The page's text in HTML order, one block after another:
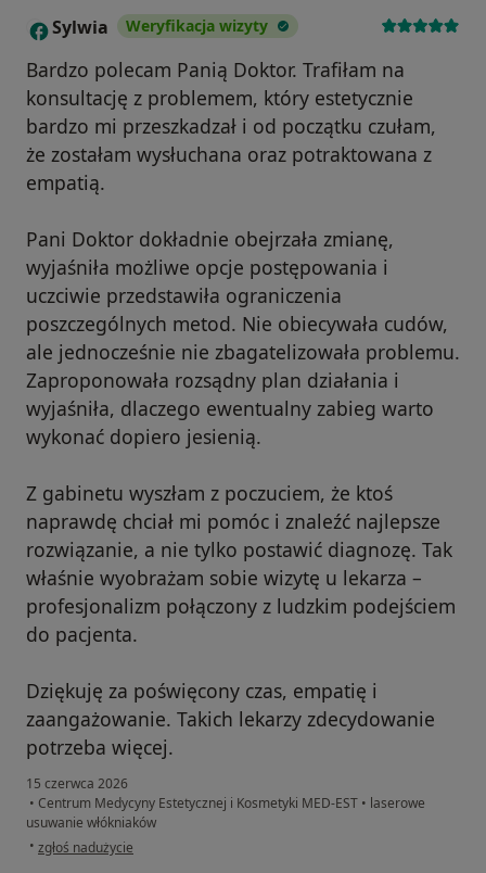
S Sylwia Weryfikacja wizyty
Bardzo polecam Panią Doktor. Trafiłam na
konsultację z problemem, który estetycznie
bardzo mi przeszkadzał i od początku czułam,
że zostałam wysłuchana oraz potraktowana z
empatią.
Pani Doktor dokładnie obejrzała zmianę,
wyjaśniła możliwe opcje postępowania i
uczciwie przedstawiła ograniczenia
poszczególnych metod. Nie obiecywała cudów,
ale jednocześnie nie zbagatelizowała problemu.
Zaproponowała rozsądny plan działania i
wyjaśniła, dlaczego ewentualny zabieg warto
wykonać dopiero jesienią.
Z gabinetu wyszłam z poczuciem, że ktoś
naprawdę chciał mi pomóc i znaleźć najlepsze
rozwiązanie, a nie tylko postawić diagnozę. Tak
właśnie wyobrażam sobie wizytę u lekarza –
profesjonalizm połączony z ludzkim podejściem
do pacjenta.
Dziękuję za poświęcony czas, empatię i
zaangażowanie. Takich lekarzy zdecydowanie
potrzeba więcej.
15 czerwca 2026
• Centrum Medycyny Estetycznej i Kosmetyki MED-EST • laserowe
usuwanie włókniaków
• w opinii użytkownika Sylwia
zgłoś nadużycie